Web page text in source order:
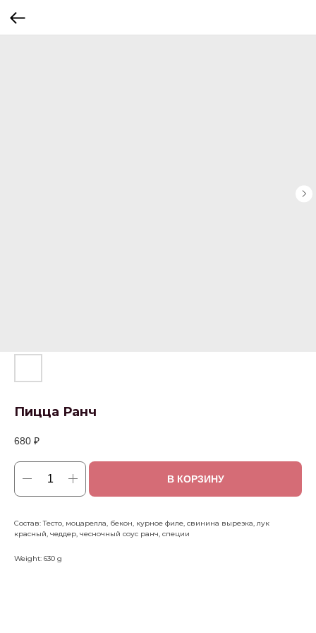
Пицца Ранч
680 ₽
В КОРЗИНУ
Состав: Тесто, моцарелла, бекон, курное филе, свинина вырезка, лук
красный, чеддер, чесночный соус ранч, специи
Weight: 630 g